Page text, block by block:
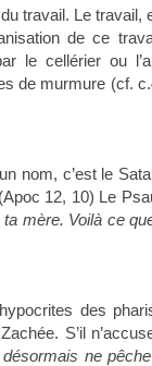
travail. Le travail,
de ce
le cellérier ou
de murmure (cf.
nom, c’est le
(Apoc 12, 10) Le
mère. Voilà ce
des
S’il
désormais ne